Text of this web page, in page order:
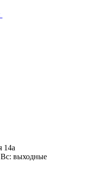
14а
выходные